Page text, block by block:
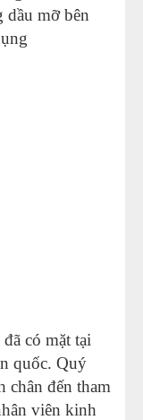
mỡ bên
có mặt tại
quốc. Quý
chân đến tham
viên kinh